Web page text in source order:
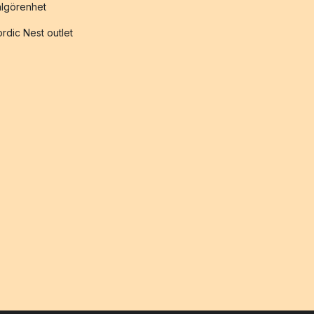
Nest outlet